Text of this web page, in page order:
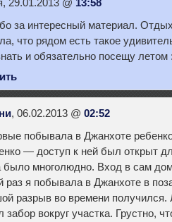
29.01.2013 @ 13:58
за интересный материал.
что рядом есть такое
и обязательно посещу летом
, 06.02.2013 @ 02:52
побывала в Джанхоте
— доступ к ней был открыт
было многолюдно. Вход в сам
раз я побывала в Джанхоте в
разрыв во времени получился.
забор вокруг участка. Грустно,